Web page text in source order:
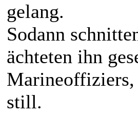
gelang.
Sodann
ächteten ihn
still.